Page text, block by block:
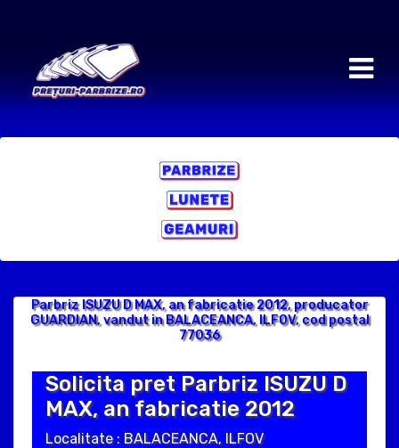
Parbriz ISUZU D MAX, an fabricatie 2012, producator
GUARDIAN, vandut in BALACEANCA, ILFOV, cod postal
77036
Solicita pret Parbriz ISUZU D
MAX, an fabricatie 2012
Localitate : BALACEANCA, ILFOV